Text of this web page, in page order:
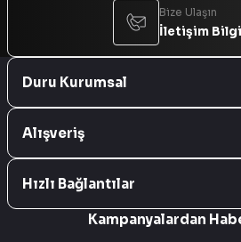
Bize Ulaşın
İletişim
Duru Kurumsal
Alışveriş
Hızlı Bağlantılar
Kampanyalardan